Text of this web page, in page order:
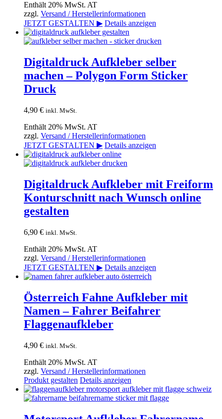
Enthält 20% MwSt. AT
zzgl. Versand / Herstellerinformationen
JETZT GESTALTEN ▶ Details anzeigen
Digitaldruck Aufkleber selber
machen – Polygon Form Sticker
Druck
4,90 € inkl. MwSt.
Enthält 20% MwSt. AT
zzgl. Versand / Herstellerinformationen
JETZT GESTALTEN ▶ Details anzeigen
Digitaldruck Aufkleber mit Freiform
Konturschnitt nach Wunsch online
gestalten
6,90 € inkl. MwSt.
Enthält 20% MwSt. AT
zzgl. Versand / Herstellerinformationen
JETZT GESTALTEN ▶ Details anzeigen
Österreich Fahne Aufkleber mit
Namen – Fahrer Beifahrer
Flaggenaufkleber
4,90 € inkl. MwSt.
Enthält 20% MwSt. AT
zzgl. Versand / Herstellerinformationen
Produkt gestalten Details anzeigen